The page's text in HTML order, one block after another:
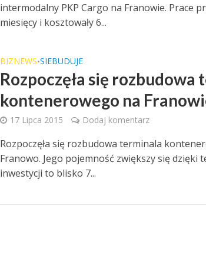
intermodalny PKP Cargo na Franowie. Prace
miesięcy i kosztowały 6...
BIZNEWS•SIEBUDUJE
Rozpoczęła się rozbudowa
kontenerowego na
17 Lipca 2015 Dodaj komentarz
Rozpoczęła się rozbudowa terminala
Franowo. Jego pojemność zwiększy się dzięki
inwestycji to blisko 7...